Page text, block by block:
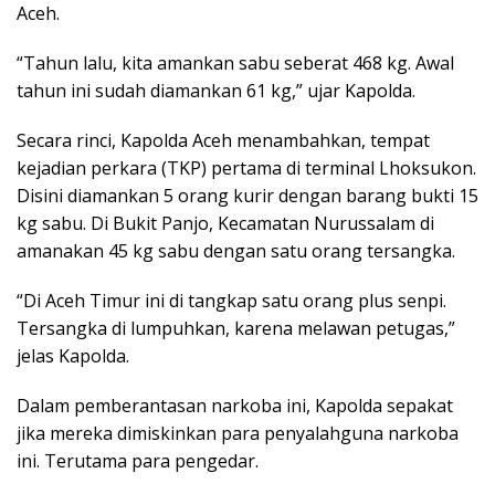
Aceh.
“Tahun lalu, kita amankan sabu seberat 468 kg. Awal
tahun ini sudah diamankan 61 kg,” ujar Kapolda.
Secara rinci, Kapolda Aceh menambahkan, tempat
kejadian perkara (TKP) pertama di terminal Lhoksukon.
Disini diamankan 5 orang kurir dengan barang bukti 15
kg sabu. Di Bukit Panjo, Kecamatan Nurussalam di
amanakan 45 kg sabu dengan satu orang tersangka.
“Di Aceh Timur ini di tangkap satu orang plus senpi.
Tersangka di lumpuhkan, karena melawan petugas,”
jelas Kapolda.
Dalam pemberantasan narkoba ini, Kapolda sepakat
jika mereka dimiskinkan para penyalahguna narkoba
ini. Terutama para pengedar.